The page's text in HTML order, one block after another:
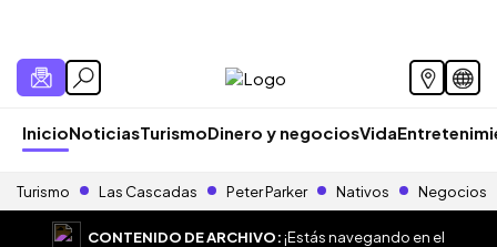
InicioNoticiasTurismoDinero y negociosVida
Turismo Las Cascadas Peter Parker Nativos Negocios
CONTENIDO DE ARCHIVO:¡Estás navegando en el